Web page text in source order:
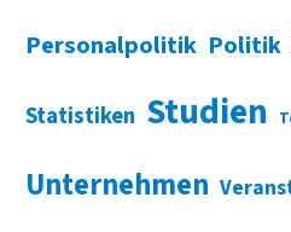
Personalpolitik Politik
Statistiken Studien
Unternehmen